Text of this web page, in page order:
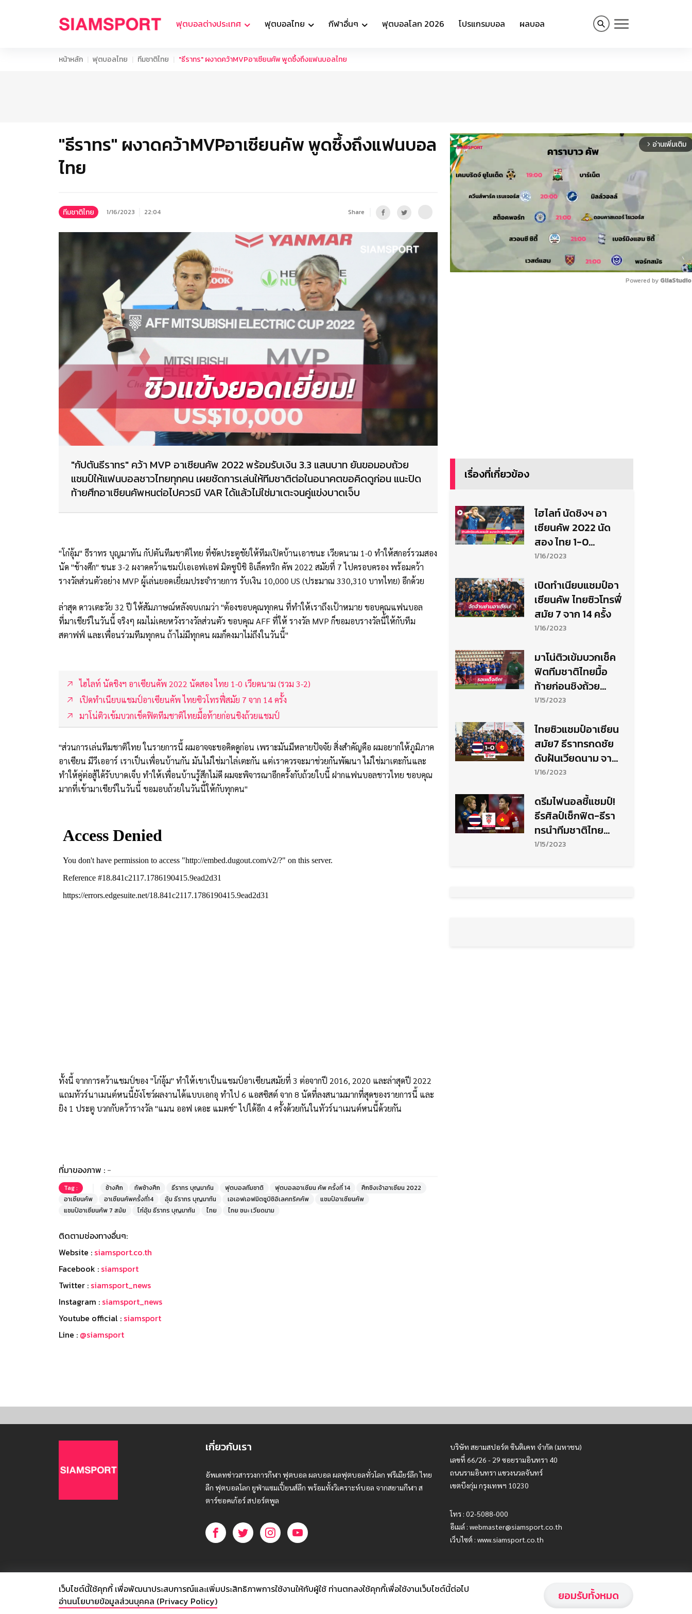
ฟุตบอลต่างประเทศ ฟุตบอลไทย กีฬาอื่นๆ ฟุตบอลโลก 2026 โปรแกรมบอล ผลบอล
หน้าหลัก ฟุตบอลไทย ทีมชาติไทย "ธีราทร" ผงาดคว้าMVPอาเซียนคัพ พูดซึ้งถึงแฟนบอลไทย
"ธีราทร" ผงาดคว้าMVPอาเซียนคัพ พูดซึ้งถึงแฟนบอล
ไทย
ทีมชาติไทย 1/16/2023 22:04 Share
"กัปตันธีราทร" คว้า MVP อาเซียนคัพ 2022 พร้อมรับเงิน 3.3 แสนบาท ยันขอมอบถ้วย
แชมป์ให้แฟนบอลชาวไทยทุกคน เผยชัดการเล่นให้ทีมชาติต่อในอนาคตขอคิดดูก่อน แนะปิด
ท้ายศึกอาเซียนคัพหนต่อไปควรมี VAR ได้แล้วไม่ใช่มาเตะจนคู่แข่งบาดเจ็บ
"โก๋อุ้ม" ธีราทร บุญมาทัน กัปตันทีมชาติไทย ที่ซัดประตูชัยให้ทีมเปิดบ้านเอาชนะ เวียดนาม 1-0 ทำให้สกอร์รวมสอง
นัด "ช้างศึก" ชนะ 3-2 ผงาดคว้าแชมป์เอเอฟเอฟ มิตซูบิชิ อิเล็คทริก คัพ 2022 สมัยที่ 7 ไปครอบครอง พร้อมคว้า
รางวัลส่วนตัวอย่าง MVP ผู้เล่นยอดเยี่ยมประจำรายการ รับเงิน 10,000 US (ประมาณ 330,310 บาทไทย) อีกด้วย
ล่าสุด ดาวเตะวัย 32 ปี ให้สัมภาษณ์หลังจบเกมว่า "ต้องขอบคุณทุกคน ที่ทำให้เราถึงเป้าหมาย ขอบคุณแฟนบอล
ที่มาเชียร์ในวันนี้ จริงๆ ผมไม่เคยหวังรางวัลส่วนตัว ขอบคุณ AFF ที่ให้ รางวัล MVP ก็ขอมอบรางวัลนี้ให้กับทีม
สตาฟฟ์ และเพื่อนร่วมทีมทุกคน ถ้าไม่มีทุกคน ผมก็คงมาไม่ถึงในวันนี้"
ไฮไลท์ นัดชิงฯ อาเซียนคัพ 2022 นัดสอง ไทย 1-0 เวียดนาม (รวม 3-2)
เปิดทำเนียบแชมป์อาเซียนคัพ ไทยซิวโทรฟี่สมัย 7 จาก 14 ครั้ง
มาโน่ติวเข้มบวกเช็คฟิตทีมชาติไทยมื้อท้ายก่อนชิงถ้วยแชมป์
"ส่วนการเล่นทีมชาติไทย ในรายการนี้ ผมอาจจะขอคิดดูก่อน เพราะมันมีหลายปัจจัย สิ่งสำคัญคือ ผมอยากให้ภูมิภาค
อาเซียน มีวีเออาร์ เราเป็นเพื่อนบ้านกัน มันไม่ใช่มาไล่เตะกัน แต่เราควรจะมาช่วยกันพัฒนา ไม่ใช่มาเตะกันและ
ทำให้คู่ต่อสู้ได้รับบาดเจ็บ ทำให้เพื่อนบ้านรู้สึกไม่ดี ผมจะพิจารณาอีกครั้งกับถ้วยใบนี้ ฝากแฟนบอลชาวไทย ขอบคุณ
มากที่เข้ามาเชียร์ในวันนี้ ขอมอบถ้วยในวันนี้ให้กับทุกคน"
ทั้งนี้ จากการคว้าแชมป์ของ "โก๋อุ้ม" ทำให้เขาเป็นแชมป์อาเซียนสมัยที่ 3 ต่อจากปี 2016, 2020 และล่าสุดปี 2022
แถมทัวร์นาเมนต์หนนี้ยังโชว์ผลงานได้แบบเอกอุ ทำไป 6 แอสซิสต์ จาก 8 นัดที่ลงสนามมากที่สุดของรายการนี้ และ
ยิง 1 ประตู บวกกับคว้ารางวัล "แมน ออฟ เดอะ แมตช์" ไปได้อีก 4 ครั้งด้วยกันในทัวร์นาเมนต์หนนี้ด้วยกัน
ที่มาของภาพ : -
Tag : ช้างศึก ทัพช้างศึก ธีราทร บุญมาทัน ฟุตบอลทีมชาติ ฟุตบอลอาเซียน คัพ ครั้งที่ 14
ศึกชิงเจ้าอาเซียน 2022
อาเซียนคัพ
อาเซียนคัพครั้งที่14 อุ้ม ธีราทร บุญมาทัน เอเอฟเอฟมิตซูบิชิอิเลคทริคคัพ
แชมป์อาเซียนคัพ
แชมป์อาเซียนคัพ 7 สมัย
โก๋อุ้ม ธีราทร บุญมาทัน ไทย ไทย ชนะ เวียดนาม
ติดตามช่องทางอื่นๆ:
Website : siamsport.co.th
Facebook : siamsport
Twitter : siamsport_news
Instagram : siamsport_news
Youtube official : siamsport
Line : @siamsport
arrow_forward_ios อ่านเพิ่มเติม
Powered by
เรื่องที่เกี่ยวข้อง
ไฮไลท์ นัดชิงฯ อา
เซียนคัพ 2022 นัด
สอง ไทย 1-0
เวียดนาม (รวม 3-2)
1/16/2023
เปิดทำเนียบแชมป์อา
เซียนคัพ ไทยซิวโทรฟี่
สมัย 7 จาก 14 ครั้ง
1/16/2023
มาโน่ติวเข้มบวกเช็ค
ฟิตทีมชาติไทยมื้อ
ท้ายก่อนชิงถ้วย
แชมป์
1/15/2023
ไทยซิวแชมป์อาเซียน
สมัย7 ธีราทรกดชัย
ดับฝันเวียดนาม จาร
ย์ปาร์คอำลาสุดช้ำ
1/16/2023
ดรีมไฟนอลชี้แชมป์!
ธีรศิลป์เช็กฟิต-ธีรา
ทรนำทีมชาติไทย
ปราบเวียดนาม ผงาด
1/15/2023
เกี่ยวกับเรา
อัพเดทข่าวสารวงการกีฬา ฟุตบอล ผลบอล ผลฟุตบอลทั่วโลก ฟรีเมียร์ลีก ไทย
ลีก ฟุตบอลโลก ยูฟ่าแซมเปี้ยนส์ลีก พร้อมทั้งวิเคราะห์บอล จากสยามกีฬา ส
ตาร์ชอคเก้อร์ สปอร์ตพูล
บริษัท สยามสปอร์ต ซินติเคท จำกัด (มหาชน)
เลขที่ 66/26 - 29 ซอยรามอินทรา 40
ถนนรามอินทรา แขวงนวลจันทร์
เขตบึงกุ่ม กรุงเทพฯ 10230
โทร : 02-5088-000
อีเมล์ : webmaster@siamsport.co.th
เว็บไซต์ : www.siamsport.co.th
© SIAMSPORT Privacy
เว็บไซต์นี้ใช้คุกกี้เพื่อพัฒนาประสบการณ์และเพิ่มประสิทธิภาพการใช้งานให้กับผู้ใช้ ท่านตกลงใช้คุกกี้เพื่อใช้งานเว็บไซต์นี้ต่อไป
อ่านนโยบายข้อมูลส่วนบุคคล (Privacy Policy)
ยอมรับทั้งหมด